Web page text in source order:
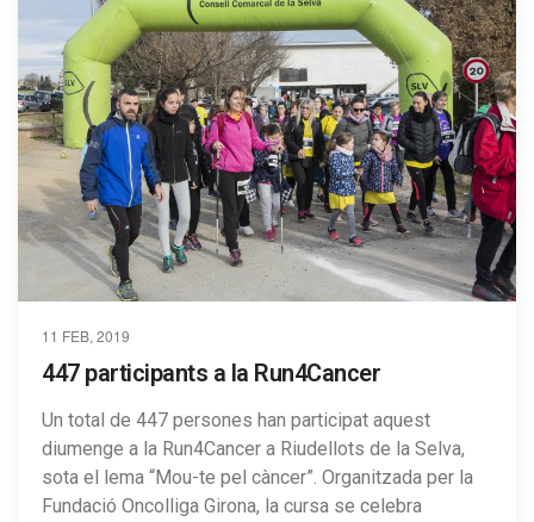
11 FEB, 2019
447 participants a la Run4Cancer
Un total de 447 persones han participat aquest
diumenge a la Run4Cancer a Riudellots de la Selva,
sota el lema “Mou-te pel càncer”. Organitzada per la
Fundació Oncolliga Girona, la cursa se celebra